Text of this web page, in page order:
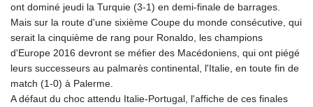
ont dominé jeudi la Turquie (3-1) en demi-finale de barrages.
Mais sur la route d'une sixième Coupe du monde consécutive, qui
serait la cinquième de rang pour Ronaldo, les champions
d'Europe 2016 devront se méfier des Macédoniens, qui ont piégé
leurs successeurs au palmarès continental, l'Italie, en toute fin de
match (1-0) à Palerme.
A défaut du choc attendu Italie-Portugal, l'affiche de ces finales